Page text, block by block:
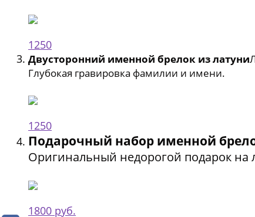
1250
Двусторонний именной брелок из латуни
Глубокая гравировка фамилии и имени.
1250
Подарочный набор именной
Оригинальный недорогой подарок на
1800 руб.